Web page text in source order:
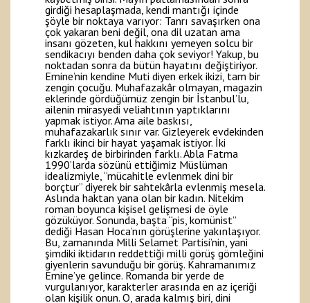
girdiği hesaplaşmada, kendi mantığı içinde
şöyle bir noktaya varıyor: Tanrı savaşırken ona
çok yakaran beni değil, ona dil uzatan ama
insanı gözeten, kul hakkını yemeyen solcu bir
sendikacıyı benden daha çok seviyor! Yakup, bu
noktadan sonra da bütün hayatını değiştiriyor.
Emine’nin kendine Muti diyen erkek ikizi, tam bir
zengin çocuğu. Muhafazakâr olmayan, magazin
eklerinde gördüğümüz zengin bir İstanbul’lu,
ailenin mirasyedi veliahtının yaptıklarını
yapmak istiyor. Ama aile baskısı,
muhafazakarlık sınır var. Gizleyerek evdekinden
farklı ikinci bir hayat yaşamak istiyor. İki
kızkardeş de birbirinden farklı. Abla Fatma
1990’larda sözünü ettiğimiz Müslüman
idealizmiyle, “mücahitle evlenmek dini bir
borçtur” diyerek bir sahtekârla evlenmiş mesela.
Aslında haktan yana olan bir kadın. Nitekim
roman boyunca kişisel gelişmesi de öyle
gözüküyor. Sonunda, başta “pis, komünist”
dediği Hasan Hoca’nın görüşlerine yakınlaşıyor.
Bu, zamanında Milli Selamet Partisi’nin, yani
şimdiki iktidarın reddettiği milli görüş gömleğini
giyenlerin savunduğu bir görüş. Kahramanımız
Emine’ye gelince. Romanda bir yerde de
vurgulanıyor, karakterler arasında en az içeriği
olan kişilik onun. O, arada kalmış biri, dini